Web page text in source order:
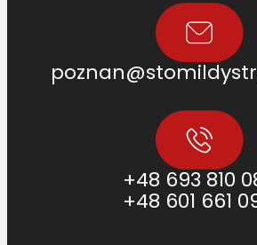
+48 693 810
+48 601 661